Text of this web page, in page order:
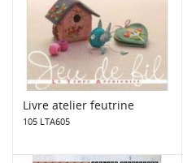
Livre atelier feutrine
105 LTA605